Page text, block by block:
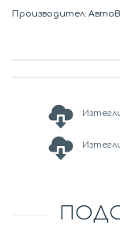
Производител: